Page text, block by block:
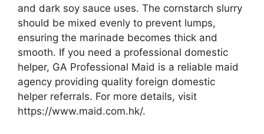
and dark soy sauce uses. The cornstarch slurry
should be mixed evenly to prevent lumps,
ensuring the marinade becomes thick and
smooth. If you need a professional domestic
helper, GA Professional Maid is a reliable maid
agency providing quality foreign domestic
helper referrals. For more details, visit
https://www.maid.com.hk/.